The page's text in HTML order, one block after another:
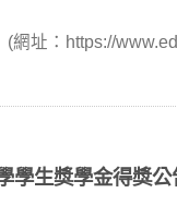
網址：https://
學生獎學金得獎公